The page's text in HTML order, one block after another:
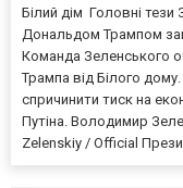
Білий дім Головні
Дональдом Трампом
Команда Зеленського
Трампа від Білого дому.
спричинити тиск на
Путіна. Володимир
Zelenskiy / Official